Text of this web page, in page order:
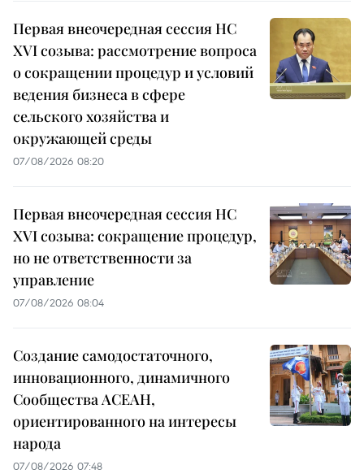
Первая внеочередная сессия НС
XVI созыва: рассмотрение вопроса
о сокращении процедур и условий
ведения бизнеса в сфере
сельского хозяйства и
окружающей среды
07/08/2026 08:20
Первая внеочередная сессия НС
XVI созыва: сокращение процедур,
но не ответственности за
управление
07/08/2026 08:04
Создание самодостаточного,
инновационного, динамичного
Сообщества АСЕАН,
ориентированного на интересы
народа
07/08/2026 07:48